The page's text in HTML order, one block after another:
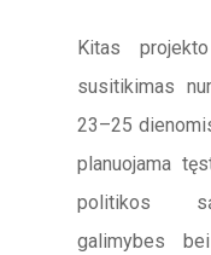
Kitas
susitikimas
23–25
planuojama
politikos
galimybes